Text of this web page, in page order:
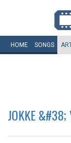
HOME SONGS
JOKKE &#38;